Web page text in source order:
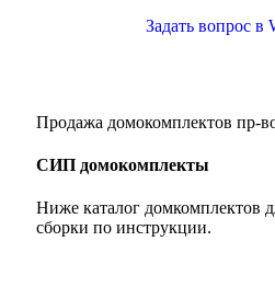
Задать вопрос в
Продажа домокомплектов пр-
СИП домокомплекты
Ниже каталог домкомплектов
сборки по инструкции.